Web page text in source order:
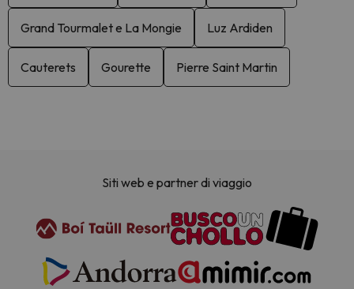
Grand Tourmalet e La Mongie Luz Ardiden
Cauterets Gourette Pierre Saint Martin
Siti web e partner di viaggio